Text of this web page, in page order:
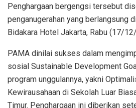
Penghargaan bergengsi tersebut
penganugerahan yang berlangsung
Bidakara Hotel Jakarta, Rabu (17/
PAMA dinilai sukses dalam
sosial Sustainable Development
program unggulannya, yakni
Kewirausahaan di Sekolah Luar
Timur. Penghargaan ini diberikan